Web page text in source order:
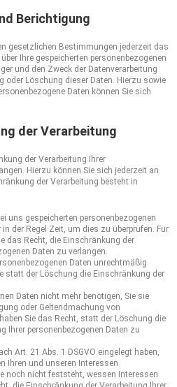
Berichtigung
gesetzlichen Bestimmungen jederzeit das
Ihre gespeicherten personenbezogenen
und den Zweck der Datenverarbeitung
oder Löschung dieser Daten. Hierzu sowie
Daten können Sie sich
der Verarbeitung
der Verarbeitung Ihrer
Hierzu können Sie sich jederzeit an
der Verarbeitung besteht in
uns gespeicherten personenbezogenen
der Regel Zeit, um dies zu überprüfen. Für
das Recht, die Einschränkung der
Daten zu verlangen.
Daten unrechtmäßig
statt der Löschung die Einschränkung der
Daten nicht mehr benötigen, Sie sie
oder Geltendmachung von
Sie das Recht, statt der Löschung die
Ihrer personenbezogenen Daten zu
Art. 21 Abs. 1 DSGVO eingelegt haben,
Ihren und unseren Interessen
noch nicht feststeht, wessen Interessen